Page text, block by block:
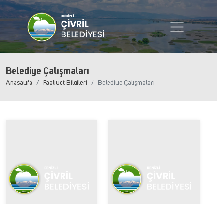
Belediye Çalışmaları
Anasayfa Faaliyet Bilgileri Belediye Çalışmaları